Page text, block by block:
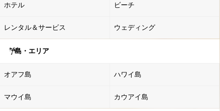
ホテル ビーチ
レンタル＆サービス ウェディング
島・エリア
オアフ島 ハワイ島
マウイ島 カウアイ島